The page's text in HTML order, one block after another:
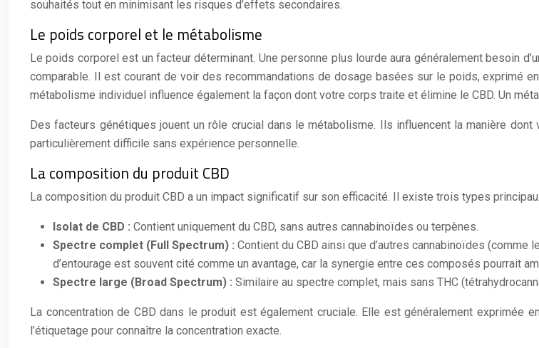
souhaités tout en minimisant les risques d’effets secondaires.
Le poids corporel et le métabolisme
Le poids corporel est un facteur déterminant. Une personne plus lourde aura généralement besoin
comparable. Il est courant de voir des recommandations de dosage basées sur le poids, exprimé
métabolisme individuel influence également la façon dont votre corps traite et élimine le CBD. Un
Des facteurs génétiques jouent un rôle crucial dans le métabolisme. Ils influencent la manière
particulièrement difficile sans expérience personnelle.
La composition du produit CBD
La composition du produit CBD a un impact significatif sur son efficacité. Il existe trois types
Isolat de CBD : Contient uniquement du CBD, sans autres cannabinoïdes ou terpènes.
Spectre complet (Full Spectrum) : Contient du CBD ainsi que d’autres cannabinoïdes (comme
d’entourage est souvent cité comme un avantage, car la synergie entre ces composés pourrait
Spectre large (Broad Spectrum) : Similaire au spectre complet, mais sans THC
La concentration de CBD dans le produit est également cruciale. Elle est généralement exprimée
l’étiquetage pour connaître la concentration exacte.